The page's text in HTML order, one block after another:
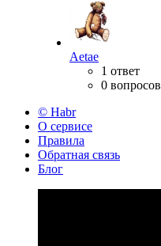
Aetae
1 ответ
0 вопросов
© Habr
О сервисе
Правила
Обратная связь
Блог